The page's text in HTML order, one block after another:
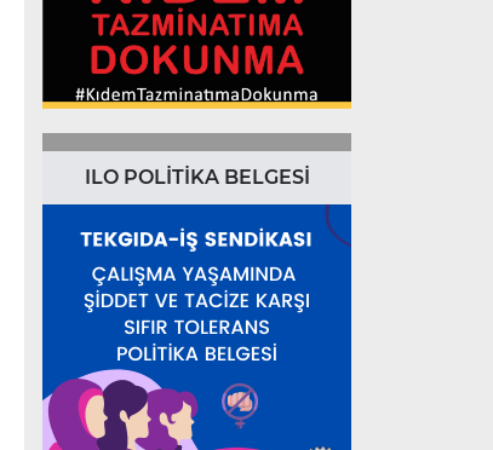
ILO POLİTİKA BELGESİ